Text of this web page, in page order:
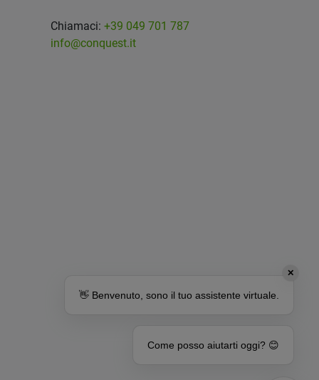
Chiamaci: +39 049 701 787
info@conquest.it
✕
👋 Benvenuto, sono il tuo assistente virtuale.
Come posso aiutarti oggi? 😊